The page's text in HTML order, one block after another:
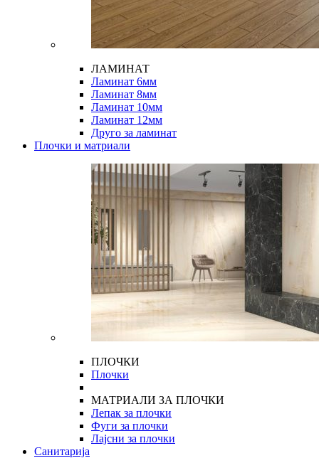
ЛАМИНАТ
Ламинат 6мм
Ламинат 8мм
Ламинат 10мм
Ламинат 12мм
Друго за ламинат
Плочки и матриали
ПЛОЧКИ
Плочки
МАТРИАЛИ ЗА ПЛОЧКИ
Лепак за плочки
Фуги за плочки
Лајсни за плочки
Санитарија